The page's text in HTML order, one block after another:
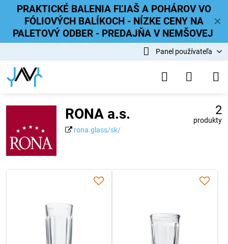
✕
PRAKTICKÉ BALENIA FĽIAŠ A POHÁROV VO
FÓLIOVÝCH BALÍKOCH - NÍZKE CENY NA
PALETOVÝ ODBER - PREDAJŇA V NEMŠOVEJ
Panel používateľa
RONA a.s.
rona.glass/sk/
2
produkty